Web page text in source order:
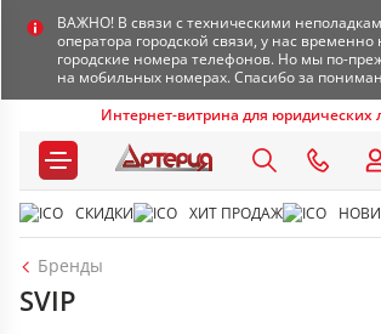
ВАЖНО! В связи с техническими
оператора городской связи, у нас
городские номера телефонов. Но мы по-
на мобильных номерах. Спасибо за
Интернет-витрина для юридических
СКИДКИ ХИТ ПРОДАЖ
Бренды
SVIP